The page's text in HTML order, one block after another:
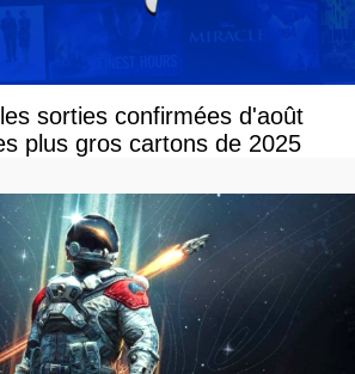
sorties confirmées d'août
plus gros cartons de 2025